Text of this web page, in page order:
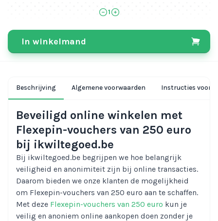
1
In winkelmand
Beschrijving Algemene voorwaarden Instructies voor
Beveiligd online winkelen met
Flexepin-vouchers van 250 euro
bij ikwiltegoed.be
Bij ikwiltegoed.be begrijpen we hoe belangrijk
veiligheid en anonimiteit zijn bij online transacties.
Daarom bieden we onze klanten de mogelijkheid
om Flexepin-vouchers van 250 euro aan te schaffen.
Met deze Flexepin-vouchers van 250 euro kun je
veilig en anoniem online aankopen doen zonder je